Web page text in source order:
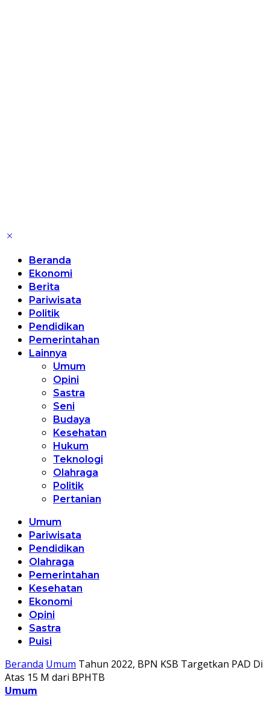
Beranda
Ekonomi
Berita
Pariwisata
Politik
Pendidikan
Pemerintahan
Lainnya
Umum
Opini
Sastra
Seni
Budaya
Kesehatan
Hukum
Teknologi
Olahraga
Politik
Pertanian
Umum
Pariwisata
Pendidikan
Olahraga
Pemerintahan
Kesehatan
Ekonomi
Opini
Sastra
Puisi
Beranda Umum Tahun 2022, BPN KSB Targetkan PAD Di
Atas 15 M dari BPHTB
Umum